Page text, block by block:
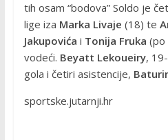
tih osam “bodova” Soldo je
lige iza Marka Livaje (18) te
Jakupovića i Tonija Fruka (po
vodeći. Beyatt Lekoueiry,
gola i četiri asistencije,
sportske.jutarnji.hr